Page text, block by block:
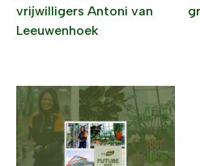
vrijwilligers Antoni van
Leeuwenhoek